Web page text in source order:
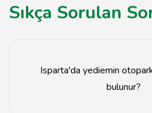
Sıkça Sorulan
Isparta'da yediemin
bulunur?